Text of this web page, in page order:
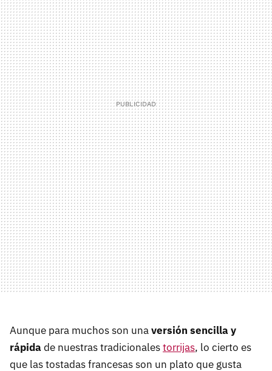
Aunque para muchos son unaversión sencilla y
rápidade nuestras tradicionalestorrijas, lo cierto es
que las tostadas francesas son un plato que gusta